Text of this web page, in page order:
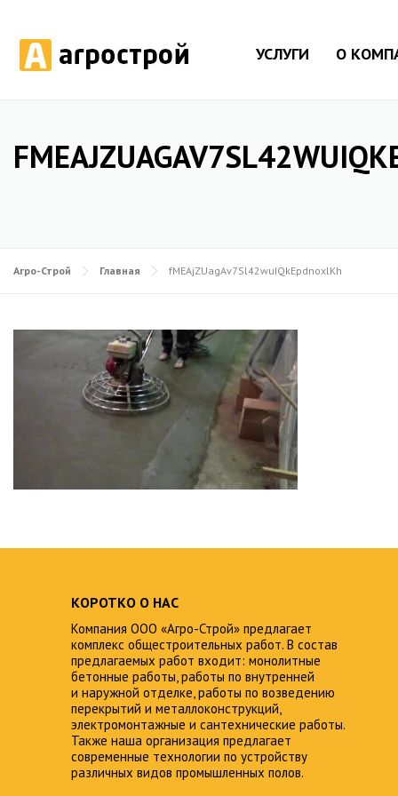
УСЛУГИ О
Агро-Строй Главная fMEAjZUagAv7Sl42wuIQkEpdnoxlKh
КОРОТКО О НАС
Компания ООО «Агро-Строй» предлагает
комплекс общестроительных работ. В состав
предлагаемых работ входит: монолитные
бетонные работы, работы по внутренней
и наружной отделке, работы по возведению
перекрытий и металлоконструкций,
электромонтажные и сантехнические работы.
Также наша организация предлагает
современные технологии по устройству
различных видов промышленных полов.